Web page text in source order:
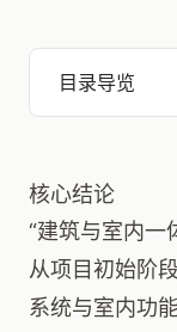
目录导览
核心结论
“建筑与室内一
从项目初始阶
系统与室内功